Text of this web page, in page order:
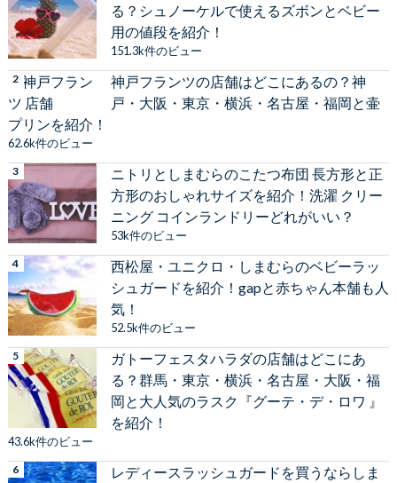
る？シュノーケルで使えるズボンとベビー
用の値段を紹介！
151.3k件のビュー
神戸フランツの店舗はどこにあるの？神
戸・大阪・東京・横浜・名古屋・福岡と壷
プリンを紹介！
62.6k件のビュー
ニトリとしまむらのこたつ布団 長方形と正
方形のおしゃれサイズを紹介！洗濯 クリー
ニング コインランドリーどれがいい？
53k件のビュー
西松屋・ユニクロ・しまむらのベビーラッ
シュガードを紹介！gapと赤ちゃん本舗も人
気！
52.5k件のビュー
ガトーフェスタハラダの店舗はどこにあ
る？群馬・東京・横浜・名古屋・大阪・福
岡と大人気のラスク『グーテ・デ・ロワ 』
を紹介！
43.6k件のビュー
レディースラッシュガードを買うならしま